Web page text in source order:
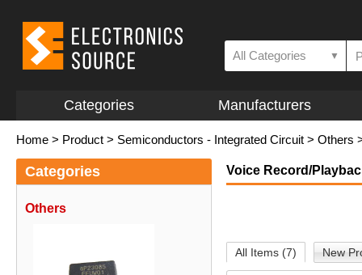
All Categories ▼
Categories Manufacturers
Home > Product > Semiconductors - Integrated Circuit > Others
Categories
Others
Voice Record/
All Items (7) New